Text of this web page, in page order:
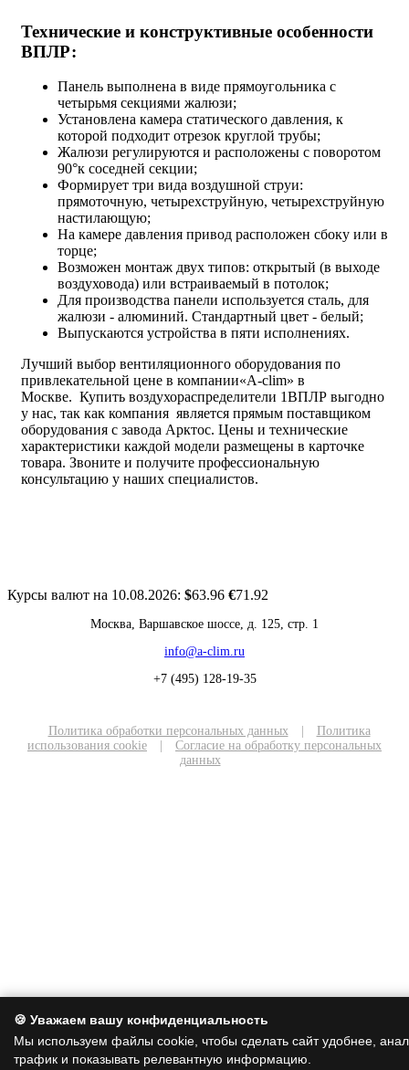
Технические и конструктивные особенности
ВПЛР:
Панель выполнена в виде прямоугольника с
четырьмя секциями жалюзи;
Установлена камера статического давления, к
которой подходит отрезок круглой трубы;
Жалюзи регулируются и расположены с поворотом
90°к соседней секции;
Формирует три вида воздушной струи:
прямоточную, четырехструйную, четырехструйную
настилающую;
На камере давления привод расположен сбоку или в
торце;
Возможен монтаж двух типов: открытый (в выходе
воздуховода) или встраиваемый в потолок;
Для производства панели используется сталь, для
жалюзи - алюминий. Стандартный цвет - белый;
Выпускаются устройства в пяти исполнениях.
Лучший выбор вентиляционного оборудования по
привлекательной цене в компании«A-clim» в
Москве. Купить воздухораспределители 1ВПЛР выгодно
у нас, так как компания является прямым поставщиком
оборудования с завода Арктос. Цены и технические
характеристики каждой модели размещены в карточке
товара. Звоните и получите профессиональную
консультацию у наших специалистов.
Курсы валют на 10.08.2026: $63.96 €71.92
Москва, Варшавское шоссе, д. 125, стр. 1
info@a-clim.ru
+7 (495) 128-19-35
Политика обработки персональных данных
Политика
использования cookie
Согласие на обработку персональных
данных
🍪 Уважаем вашу конфиденциальность
Мы используем файлы cookie, чтобы сделать сайт удобнее,
трафик и показывать релевантную информацию.